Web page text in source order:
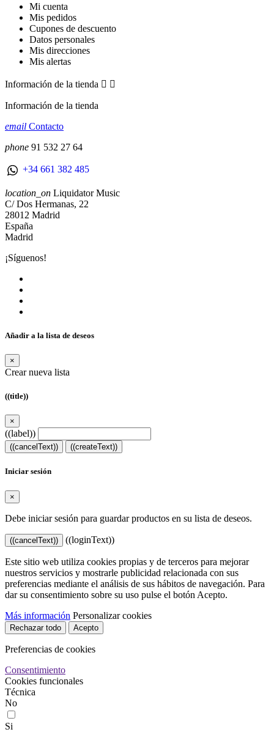
Mi cuenta
Mis pedidos
Cupones de descuento
Datos personales
Mis direcciones
Mis alertas
Información de la tienda  
Información de la tienda
email Contacto
phone 91 532 27 64
+34 661 382 485
location_on Liquidator Music
C/ Dos Hermanas, 22
28012 Madrid
España
Madrid
¡Síguenos!
Añadir a la lista de deseos
×
Crear nueva lista
((title))
×
((label))
((cancelText)) ((createText))
Iniciar sesión
×
Debe iniciar sesión para guardar productos en su lista de deseos.
((cancelText)) ((loginText))
Este sitio web utiliza cookies propias y de terceros para mejorar
nuestros servicios y mostrarle publicidad relacionada con sus
preferencias mediante el análisis de sus hábitos de navegación. Para
dar su consentimiento sobre su uso pulse el botón Acepto.
Más información Personalizar cookies
Rechazar todo Acepto
Preferencias de cookies
Consentimiento
Cookies funcionales
Técnica
No
Si